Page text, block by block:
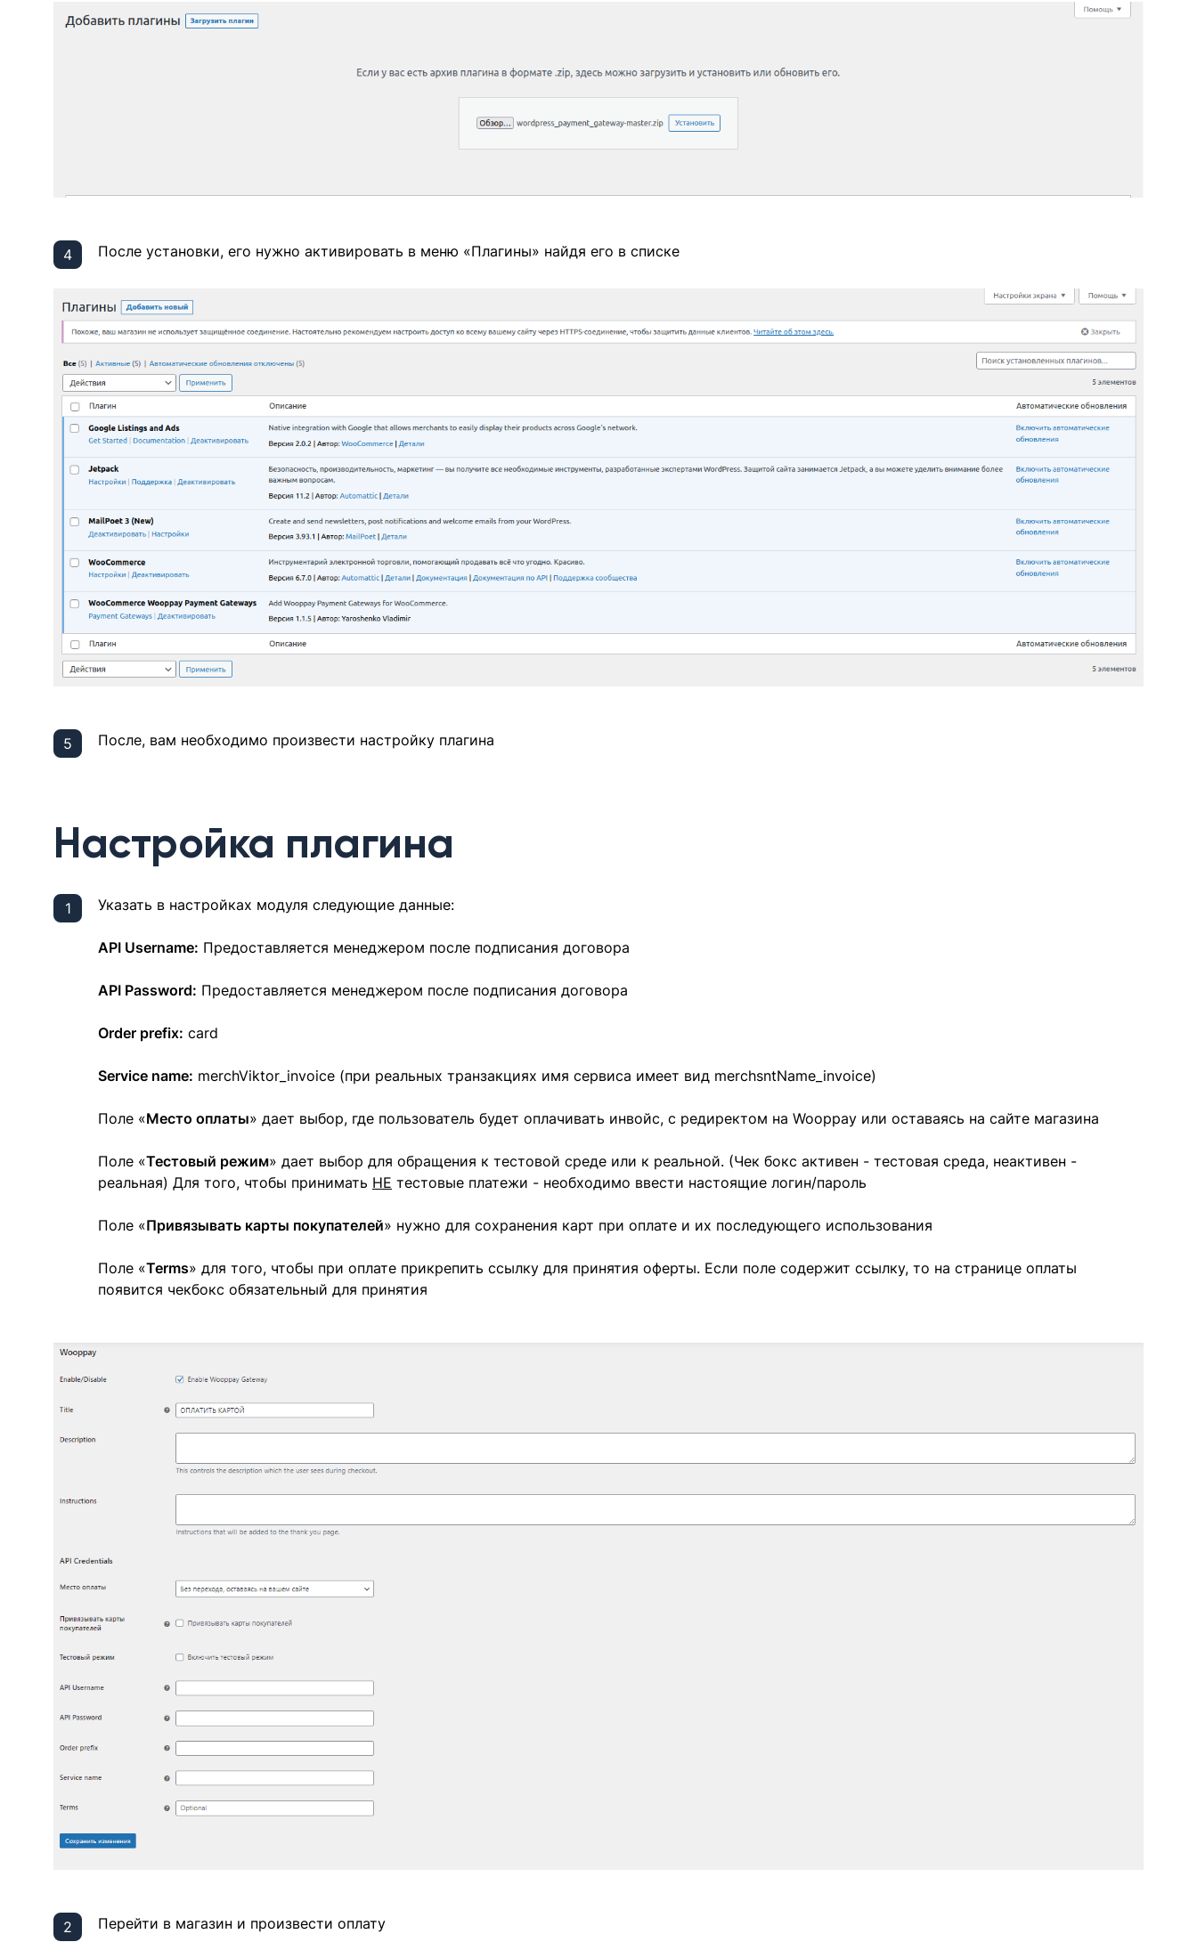
После установки, его нужно активировать в меню «Плагины» найдя его в списке
После, вам необходимо произвести настройку плагина
Настройка плагина
Указать в настройках модуля следующие данные:
API Username: Предоставляется менеджером после подписания договора
API Password: Предоставляется менеджером после подписания договора
Order prefix: card
Service name: merchViktor_invoice (при реальных транзакциях имя сервиса имеет вид merchsntName_invoice)
Поле «Место оплаты» дает выбор, где пользователь будет оплачивать инвойс, с редиректом на Wooppay или оставаясь на сайте магазина
Поле «Тестовый режим» дает выбор для обращения к тестовой среде или к реальной. (Чек бокс активен - тестовая среда, неактивен -
реальная) Для того, чтобы принимать НЕ тестовые платежи - необходимо ввести настоящие логин/пароль
Поле «Привязывать карты покупателей» нужно для сохранения карт при оплате и их последующего использования
Поле «Terms» для того, чтобы при оплате прикрепить ссылку для принятия оферты. Если поле содержит ссылку, то на странице оплаты
появится чекбокс обязательный для принятия
Перейти в магазин и произвести оплату